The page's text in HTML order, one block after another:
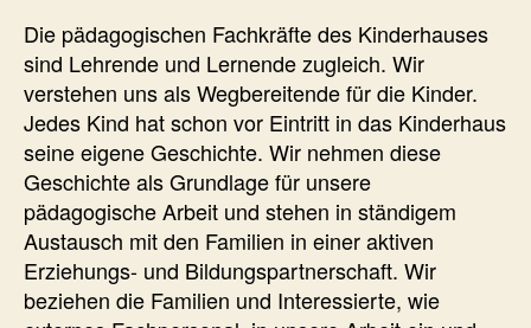
Die pädagogischen Fachkräfte des Kinderhauses
sind Lehrende und Lernende zugleich. Wir
verstehen uns als Wegbereitende für die Kinder.
Jedes Kind hat schon vor Eintritt in das Kinderhaus
seine eigene Geschichte. Wir nehmen diese
Geschichte als Grundlage für unsere
pädagogische Arbeit und stehen in ständigem
Austausch mit den Familien in einer aktiven
Erziehungs- und Bildungspartnerschaft. Wir
beziehen die Familien und Interessierte, wie